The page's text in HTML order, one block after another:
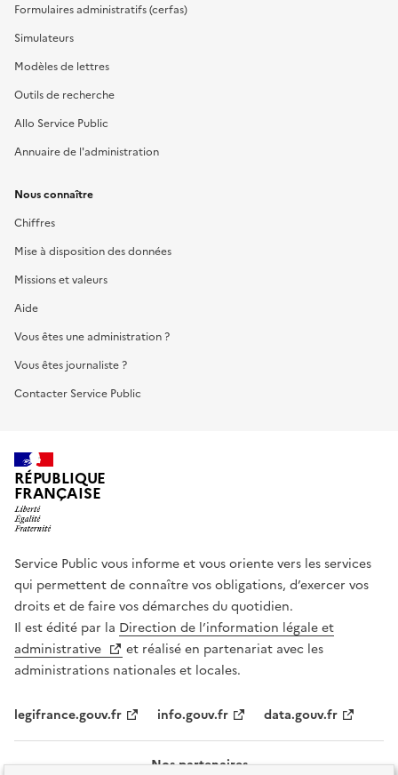
Formulaires administratifs (cerfas)
Simulateurs
Modèles de lettres
Outils de recherche
Allo Service Public
Annuaire de l'administration
Nous connaître
Chiffres
Mise à disposition des données
Missions et valeurs
Aide
Vous êtes une administration ?
Vous êtes journaliste ?
Contacter Service Public
RÉPUBLIQUE
FRANÇAISE
Service Public vous informe et vous oriente vers les services
qui permettent de connaître vos obligations, d’exercer vos
droits et de faire vos démarches du quotidien.
Il est édité par la Direction de l’information légale et
administrative
et réalisé en partenariat avec les
administrations nationales et locales.
legifrance.gouv.fr info.gouv.fr data.gouv.fr
Nos partenaires